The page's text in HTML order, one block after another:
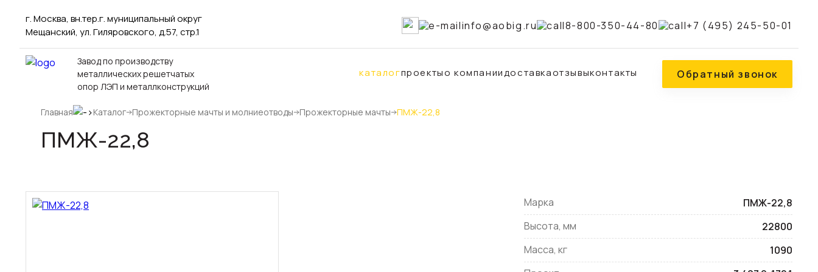
г. Москва, вн.тер.г. муниципальный округ
Мещанский, ул. Гиляровского, д.57, стр.1
info@aobig.ru 8-800-350-44-80 +7 (495) 245-50-01
Завод по производству
металлических решетчатых
опор ЛЭП и металлконструкций
каталогпроектыо компаниидоставкаотзывыконтакты
Металлические опоры ЛЭП
35 кв
опор под оборудование ору 35-750кв
Обратный звонок
Главная Каталог Прожекторные мачты и молниеотводы Прожекторные мачты ПМЖ-22,8
ПМЖ-22,8
Марка
ПМЖ-22,8
Высота, мм
22800
Масса, кг
1090